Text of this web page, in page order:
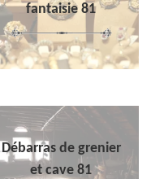
fantaisie 81
Débarras de grenier
et cave 81